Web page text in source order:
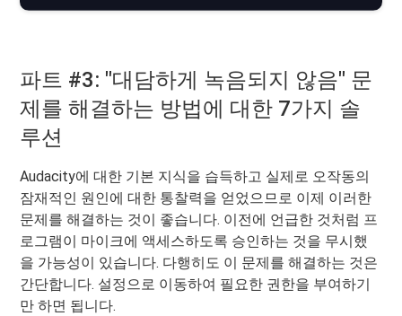
파트 #3: "대담하게 녹음되지 않음" 문
제를 해결하는 방법에 대한 7가지 솔
루션
Audacity에 대한 기본 지식을 습득하고 실제로 오작동의
잠재적인 원인에 대한 통찰력을 얻었으므로 이제 이러한
문제를 해결하는 것이 좋습니다. 이전에 언급한 것처럼 프
로그램이 마이크에 액세스하도록 승인하는 것을 무시했
을 가능성이 있습니다. 다행히도 이 문제를 해결하는 것은
간단합니다. 설정으로 이동하여 필요한 권한을 부여하기
만 하면 됩니다.